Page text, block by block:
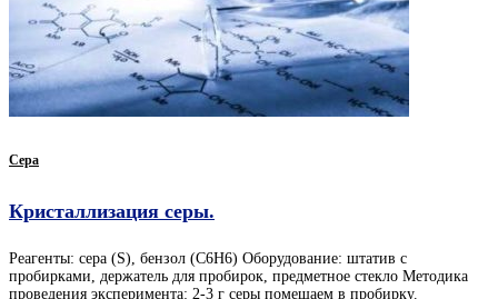
Сера
Кристаллизация серы.
Реагенты: сера (S), бензол (C6H6) Оборудование: штатив с
пробирками, держатель для пробирок, предметное стекло Методика
проведения эксперимента: 2-3 г серы помещаем в пробирку.